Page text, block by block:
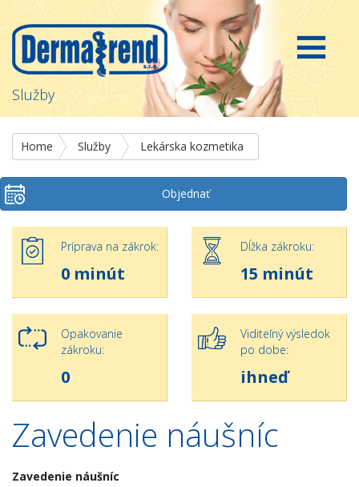
Služby
Home Služby Lekárska kozmetika
Objednať
Príprava na zákrok:
0 minút
Dĺžka zákroku:
15 minút
Opakovanie
zákroku:
0
Viditeľný výsledok
po dobe:
ihneď
Zavedenie náušníc
Zavedenie náušníc